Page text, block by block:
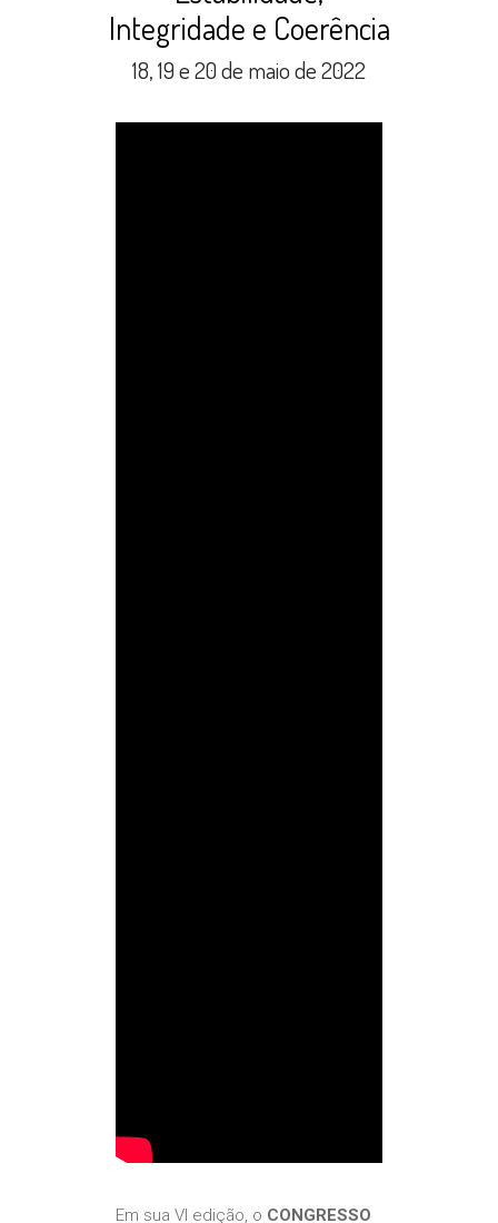
Integridade e Coerência
18, 19 e 20 de maio de 2022
Em sua VI edição, o CONGRESSO